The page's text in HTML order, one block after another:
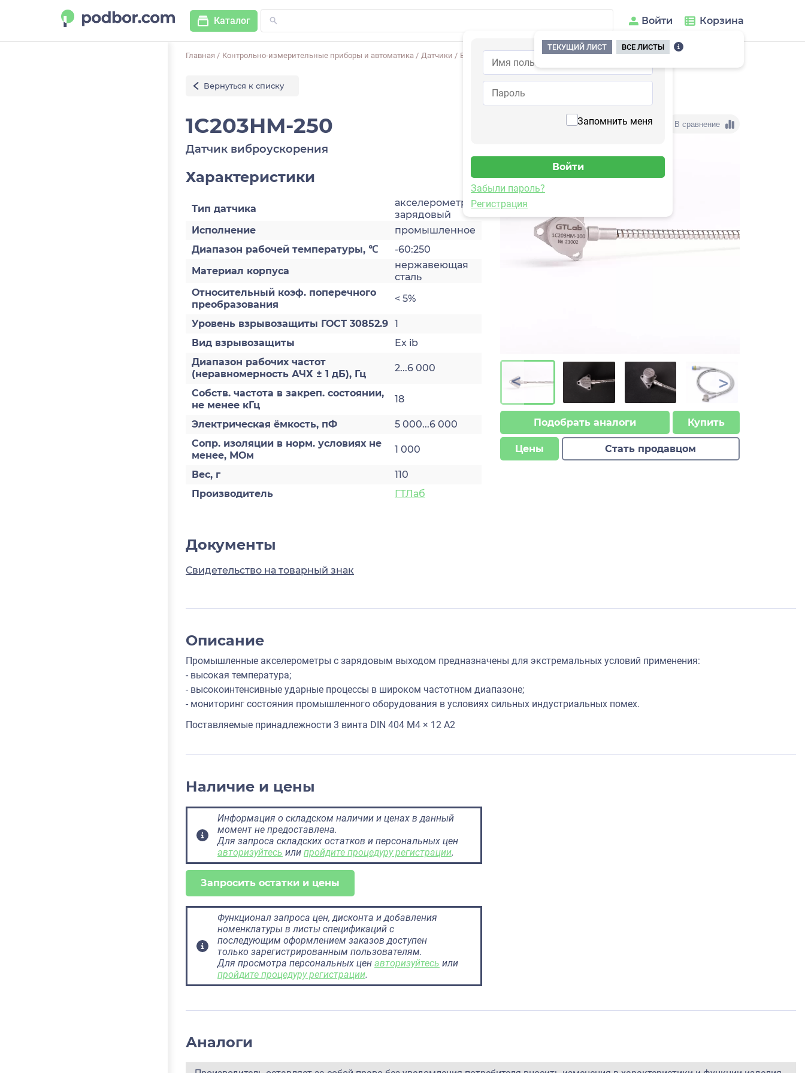
Каталог Войти
Запомнить меня
Забыли пароль?
Регистрация
Корзина
ТЕКУЩИЙ ЛИСТ
ВСЕ ЛИСТЫ
Главная / Контрольно-измерительные приборы и автоматика / Датчики / Виброускорения 1C203HM-250
Вернуться к списку
1C203HM-250
Датчик виброускорения
Характеристики
Тип датчика
акселерометр,
зарядовый
Исполнение
промышленное
Диапазон рабочей температуры, ℃
-60:250
Материал корпуса
нержавеющая
сталь
Относительный коэф. поперечного
преобразования
< 5%
Уровень взрывозащиты ГОСТ 30852.9 1
Вид взрывозащиты
Ex ib
Диапазон рабочих частот
(неравномерность АЧХ ± 1 дБ), Гц
2...6 000
Собств. частота в закреп. состоянии,
не менее кГц
18
Электрическая ёмкость, пФ
5 000...6 000
Сопр. изоляции в норм. условиях не
менее, МОм
1 000
Вес, г
110
Производитель
ГТЛаб
В сравнение
> >
Подобрать аналоги Купить
Цены Стать продавцом
Документы
Свидетельство на товарный знак
Описание
Промышленные акселерометры с зарядовым выходом предназначены для экстремальных условий применения:
- высокая температура;
- высокоинтенсивные ударные процессы в широком частотном диапазоне;
- мониторинг состояния промышленного оборудования в условиях сильных индустриальных помех.
Поставляемые принадлежности 3 винта DIN 404 M4 × 12 A2
Наличие и цены
Информация о складском наличии и ценах в данный
момент не предоставлена.
Для запроса складских остатков и персональных цен
авторизуйтесь или пройдите процедуру регистрации.
Запросить остатки и цены
Функционал запроса цен, дисконта и добавления
номенклатуры в листы спецификаций с
последующим оформлением заказов доступен
только зарегистрированным пользователям.
Для просмотра персональных цен авторизуйтесь или
пройдите процедуру регистрации.
Аналоги